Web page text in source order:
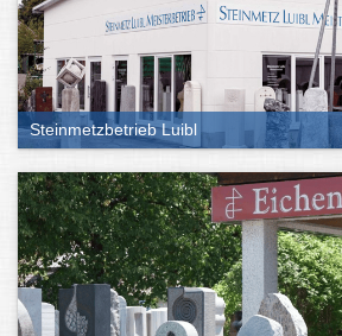
Steinmetzbetrieb Luibl